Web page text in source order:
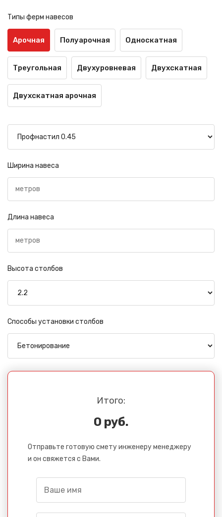
Типы ферм навесов
Арочная Полуарочная Односкатная
Треугольная Двухуровневая Двухскатная
Двухскатная арочная
Ширина навеса
Длина навеса
Высота столбов
Способы установки столбов
Итого:
0 руб.
Отправьте готовую смету инженеру менеджеру
и он свяжется с Вами.